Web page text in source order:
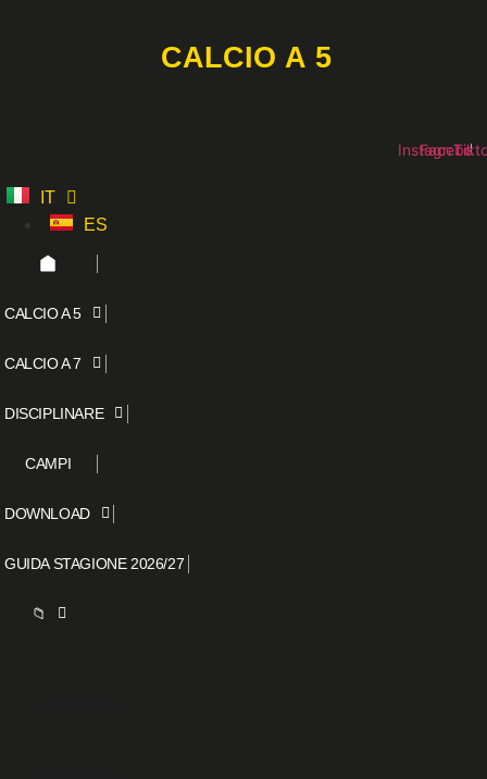
CALCIO A 5
Instagram
IT
ES
CALCIO A 5
CALCIO A 7
DISCIPLINARE
CAMPI
DOWNLOAD
GUIDA STAGIONE 2026/27
📁